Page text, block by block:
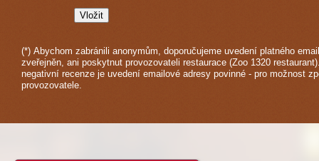
(*) Abychom zabránili anonymům, doporučujeme uvedení platného
zveřejněn, ani poskytnut provozovateli restaurace (Zoo 1320
negativní recenze je uvedení emailové adresy povinné - pro možnost
provozovatele.